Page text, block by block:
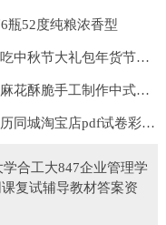
瓶52度纯粮浓香型
安徽特产大全礼盒合肥黄山零食小吃中秋节大礼包年货节送伴手礼品
安徽合肥特产老字号公和堂狮子头麻花酥脆手工制作中式糕点伴手礼
合肥打印资料书本印刷书籍装订简历同城淘宝店pdf试卷彩色a34讲义
合工大847企业管理学
复试辅导教材答案资
测三套卷3套题